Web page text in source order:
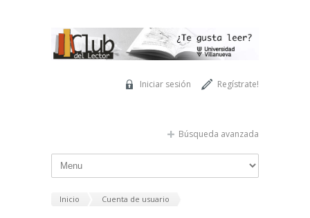
Regístrate!
Iniciar sesión
Búsqueda avanzada
Inicio Cuenta de usuario